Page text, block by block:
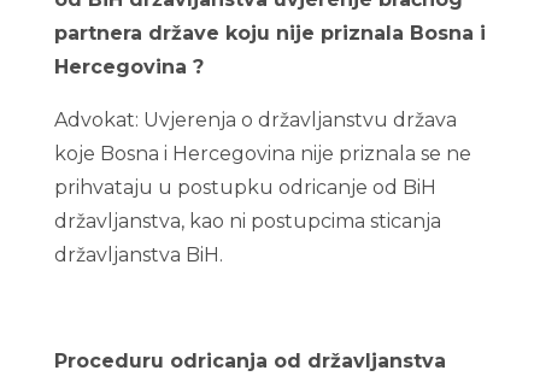
partnera države koju nije priznala Bosna i
Hercegovina ?
Advokat: Uvjerenja o državljanstvu država
koje Bosna i Hercegovina nije priznala se ne
prihvataju u postupku odricanje od BiH
državljanstva, kao ni postupcima sticanja
državljanstva BiH.
Proceduru odricanja od državljanstva